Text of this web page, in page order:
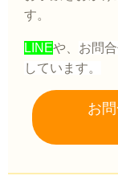
す。
LINEや、 お問
しています。
お